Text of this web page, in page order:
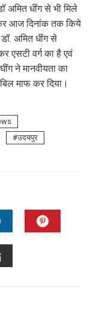
अमित धींग से भी मिले
आज दिनांक तक किये
अमित धींग से
एसटी वर्ग का है एवं
ने मानवीयता का
माफ कर दिया।
उदयपुर